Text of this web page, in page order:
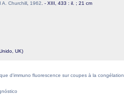
A. Churchill 1962 . - XIII, 433 : il. ; 21 cm
UK)
d'immuno fluorescence sur coupes à la